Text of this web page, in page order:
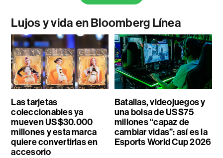
Lujos y vida en Bloomberg Línea
Las tarjetas
coleccionables ya
mueven US$30.000
millones y esta marca
quiere convertirlas en
accesorio
Batallas, videojuegos y
una bolsa de US$75
millones “capaz de
cambiar vidas”: así es la
Esports World Cup 2026